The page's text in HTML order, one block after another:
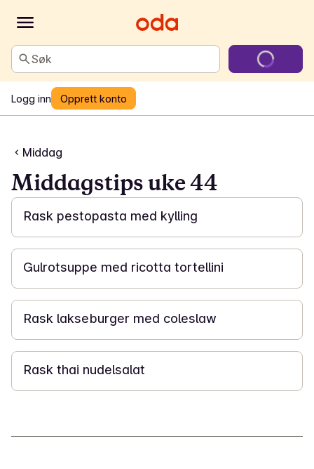
Søk
Logg inn Opprett konto
Middag
Middagstips uke 44
15 min
Rask pestopasta med kylling
25 min
Gulrotsuppe med ricotta tortellini
15 min
Rask lakseburger med coleslaw
20 min
Rask thai nudelsalat